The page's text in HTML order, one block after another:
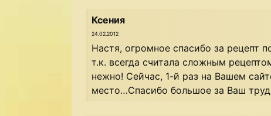
Ксения
24.02.2012
Настя, огромное спасибо за рецепт
т.к. всегда считала сложным
нежно! Сейчас, 1-й раз на Вашем
место…Спасибо большое за Ваш труд